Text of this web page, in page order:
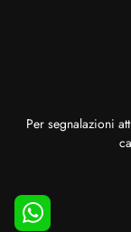
Per segnalazioni